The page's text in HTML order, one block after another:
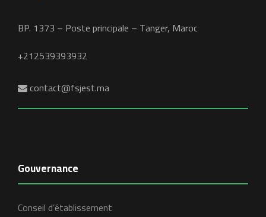
BP. 1373 – Poste principale – Tanger, Maroc
+212539393932
contact@fsjest.ma
Gouvernance
Conseil d’établissement